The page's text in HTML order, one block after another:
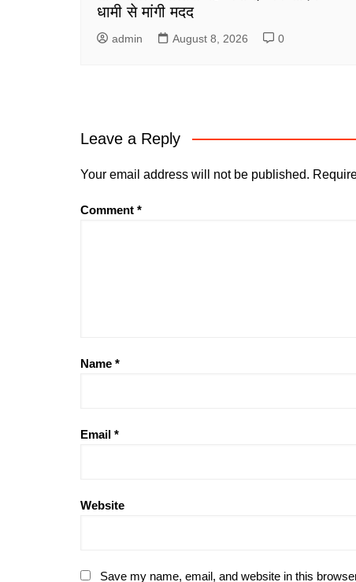
धामी से मांगी मदद
admin August 8, 2026 0
Leave a Reply
Your email address will not be published.
Comment *
Name *
Email *
Website
Save my name, email, and website in this